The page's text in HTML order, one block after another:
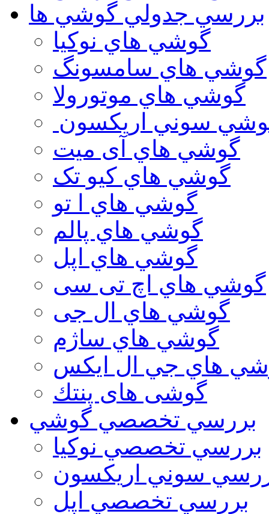
بررسي جدولي گوشي ها
گوشي هاي نوكيا
گوشي هاي سامسونگ
گوشي هاي موتورولا
سوني اريكسون
گوشي هاي آی میت
گوشي هاي کیو تک
گوشي هاي ا تو
گوشي هاي پالم
گوشي هاي اپل
گوشي هاي اچ تی سی
گوشي هاي ال جی
گوشي هاي ساژم
هاي جي ال ايكس
گوشی های پنتك
بررسي تخصصي گوشي
بررسي تخصصي نوكيا
سوني اريكسون
بررسي تخصصي اپل